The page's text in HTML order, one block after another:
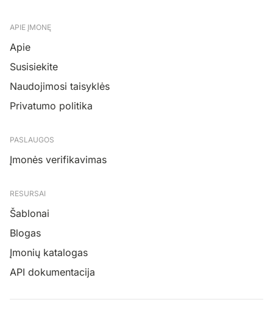
APIE ĮMONĘ
Apie
Susisiekite
Naudojimosi taisyklės
Privatumo politika
PASLAUGOS
Įmonės verifikavimas
RESURSAI
Šablonai
Blogas
Įmonių katalogas
API dokumentacija